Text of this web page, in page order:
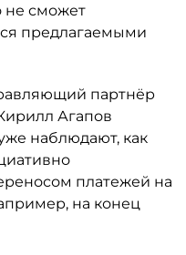
не сможет
предлагаемыми
партнёр
Агапов
наблюдают, как
платежей на
на конец